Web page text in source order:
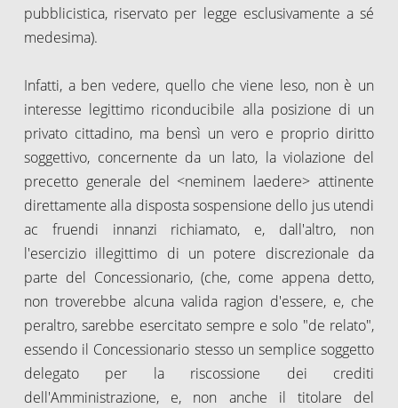
pubblicistica, riservato per legge esclusivamente a sé
medesima).
Infatti, a ben vedere, quello che viene leso, non è un
interesse legittimo riconducibile alla posizione di un
privato cittadino, ma bensì un vero e proprio diritto
soggettivo, concernente da un lato, la violazione del
precetto generale del <neminem laedere> attinente
direttamente alla disposta sospensione dello jus utendi
ac fruendi innanzi richiamato, e, dall'altro, non
l'esercizio illegittimo di un potere discrezionale da
parte del Concessionario, (che, come appena detto,
non troverebbe alcuna valida ragion d'essere, e, che
peraltro, sarebbe esercitato sempre e solo "de relato",
essendo il Concessionario stesso un semplice soggetto
delegato per la riscossione dei crediti
dell'Amministrazione, e, non anche il titolare del